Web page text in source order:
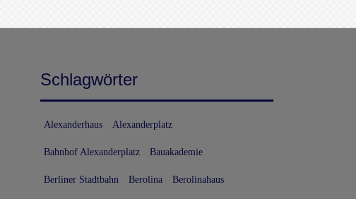
Schlagwörter
Alexanderhaus Alexanderplatz
Bahnhof Alexanderplatz Bauakademie
Berliner Stadtbahn Berolina Berolinahaus